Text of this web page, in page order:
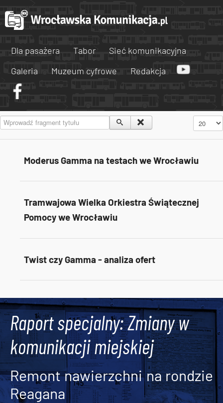
Dla pasażera Tabor
Sieć komunikacyjna
Galeria
Muzeum cyfrowe Redakcja
Wprowadź fragment tytułu Pokaż #
Moderus Gamma na testach we Wrocławiu
Tramwajowa Wielka Orkiestra Świątecznej
Pomocy we Wrocławiu
Twist czy Gamma - analiza ofert
Raport specjalny: Zmiany w
komunikacji miejskiej
Remont nawierzchni na rondzie
Reagana